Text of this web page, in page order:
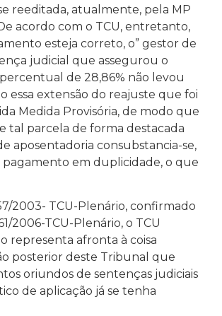
reeditada, atualmente, pela MP
acordo com o TCU, entretanto,
esteja correto, o” gestor de
judicial que assegurou o
de 28,86% não levou
essa extensão do reajuste que foi
Medida Provisória, de modo que
tal parcela de forma destacada
aposentadoria consubstancia-se,
pagamento em duplicidade, o que
2003- TCU-Plenário, confirmado
2006-TCU-Plenário, o TCU
representa afronta à coisa
posterior deste Tribunal que
oriundos de sentenças judiciais
de aplicação já se tenha